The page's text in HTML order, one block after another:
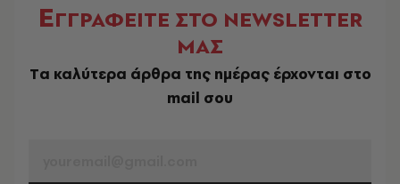
ΕΓΓΡΑΦΕΙΤΕ ΣΤΟ NEWSLETTER
ΜΑΣ
Tα καλύτερα άρθρα της ημέρας έρχονται στο
mail σου